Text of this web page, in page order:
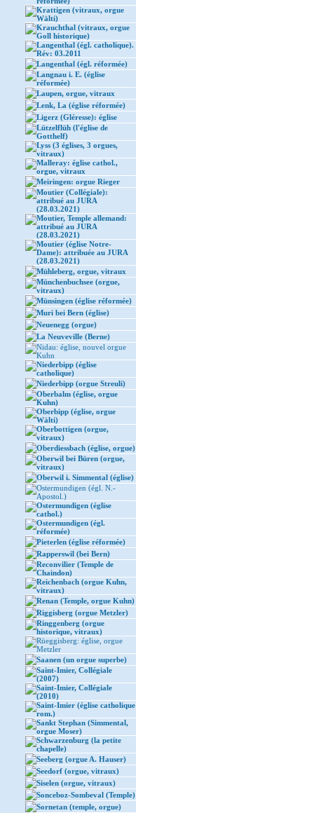
Krattigen (vitraux, orgue
Wälti)
Krauchthal (vitraux, orgue
Goll historique)
Langenthal (égl. catholique).
Rév: 03.2011
Langenthal (égl. réformée)
Langnau i. E. (église
réformée)
Laupen, orgue, vitraux
Lenk, La (église réformée)
Ligerz (Gléresse): église
Lützelflüh (l'église de
Gotthelf)
Lyss (3 églises, 3 orgues,
vitraux)
Malleray: église cathol.,
orgue, vitraux
Meiringen: orgue Rieger
Moutier (Collégiale):
attribué au JURA
(28.03.2021)
Moutier, Temple allemand:
attribué au JURA
(28.03.2021)
Moutier (église Notre-
Dame): attribuée au JURA
(28.03.2021)
Mühleberg, orgue, vitraux
Münchenbuchsee (orgue,
vitraux)
Münsingen (église réformée)
Muri bei Bern (église)
Neuenegg (orgue)
La Neuveville (Berne)
Nidau: église, nouvel orgue
Kuhn
Niederbipp (église
catholique)
Niederbipp (orgue Streuli)
Oberbalm (église, orgue
Kuhn)
Oberbipp (église, orgue
Wälti)
Oberbottigen (orgue,
vitraux)
Oberdiessbach (église, orgue)
Oberwil bei Büren (orgue,
vitraux)
Oberwil i. Simmental (église)
Ostermundigen (égl. N.-
Apostol.)
Ostermundigen (église
cathol.)
Ostermundigen (égl.
réformée)
Pieterlen (église réformée)
Rapperswil (bei Bern)
Reconvilier (Temple de
Chaindon)
Reichenbach (orgue Kuhn,
vitraux)
Renan (Temple, orgue Kuhn)
Riggisberg (orgue Metzler)
Ringgenberg (orgue
historique, vitraux)
Rüeggisberg: église, orgue
Metzler
Saanen (un orgue superbe)
Saint-Imier, Collégiale
(2007)
Saint-Imier, Collégiale
(2010)
Saint-Imier (église catholique
rom.)
Sankt Stephan (Simmental,
orgue Moser)
Schwarzenburg (la petite
chapelle)
Seeberg (orgue A. Hauser)
Seedorf (orgue, vitraux)
Siselen (orgue, vitraux)
Sonceboz-Sombeval (Temple)
Sornetan (temple, orgue)